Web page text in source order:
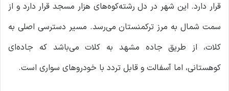
قرار دارد. این شهر در دل رشته‌کوه‌های هزار مسجد قرار دارد و از
سمت شمال به مرز ترکمنستان می‌رسد. مسیر دسترسی اصلی به
کلات، از طریق جاده مشهد به کلات می‌باشد که جاده‌ای
کوهستانی، اما آسفالت و قابل تردد با خودروهای سواری است.